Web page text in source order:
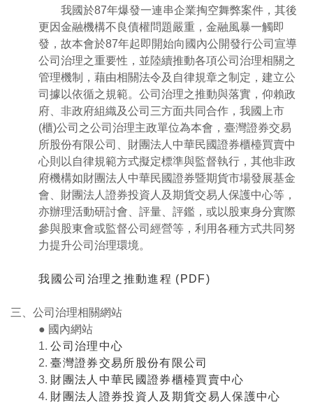
我國於87年爆發一連串企業掏空舞弊案件，其後
更因金融機構不良債權問題嚴重，金融風暴一觸即
發，故本會於87年起即開始向國內公開發行公司宣導
公司治理之重要性，並陸續推動各項公司治理相關之
管理機制，藉由相關法令及自律規章之制定，建立公
司據以依循之規範。公司治理之推動與落實，仰賴政
府、非政府組織及公司三方面共同合作，我國上市
(櫃)公司之公司治理主政單位為本會，臺灣證券交易
所股份有限公司、財團法人中華民國證券櫃檯買賣中
心則以自律規範方式擬定標準與監督執行，其他非政
府機構如財團法人中華民國證券暨期貨市場發展基金
會、財團法人證券投資人及期貨交易人保護中心等，
亦辦理活動研討會、評量、評鑑，或以股東身分實際
參與股東會或監督公司經營等，利用各種方式共同努
力提升公司治理環境。
我國公司治理之推動進程 (PDF)
三、公司治理相關網站
● 國內網站
1.公司治理中心
2.臺灣證券交易所股份有限公司
3. 財團法人中華民國證券櫃檯買賣中心
4. 財團法人證券投資人及期貨交易人保護中心